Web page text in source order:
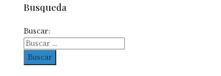
Busqueda
Buscar: